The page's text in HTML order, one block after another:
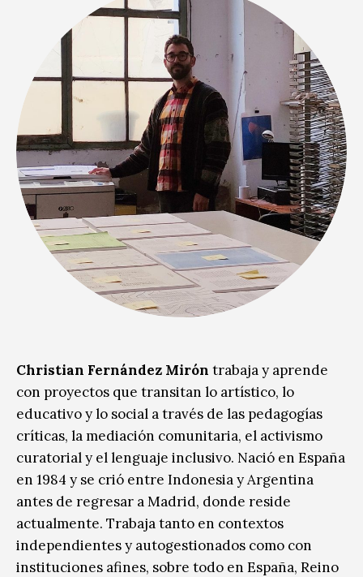
Christian Fernández Mirón trabaja y aprende
con proyectos que transitan lo artístico, lo
educativo y lo social a través de las pedagogías
críticas, la mediación comunitaria, el activismo
curatorial y el lenguaje inclusivo. Nació en España
en 1984 y se crió entre Indonesia y Argentina
antes de regresar a Madrid, donde reside
actualmente. Trabaja tanto en contextos
independientes y autogestionados como con
instituciones afines, sobre todo en España, Reino